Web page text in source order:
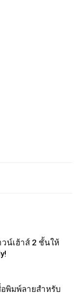
น์เฮ้าส์ 2 ชั้นให้
พิมพ์ลายสำหรับ